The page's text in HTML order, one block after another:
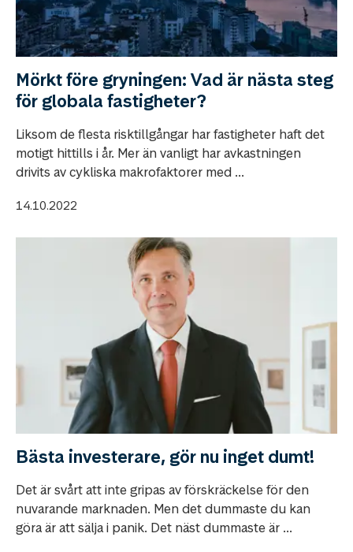
Mörkt före gryningen: Vad är nästa steg
för globala fastigheter?
Liksom de flesta risktillgångar har fastigheter haft det
motigt hittills i år. Mer än vanligt har avkastningen
drivits av cykliska makrofaktorer med ...
14.10.2022
Bästa investerare, gör nu inget dumt!
Det är svårt att inte gripas av förskräckelse för den
nuvarande marknaden. Men det dummaste du kan
göra är att sälja i panik. Det näst dummaste är ...